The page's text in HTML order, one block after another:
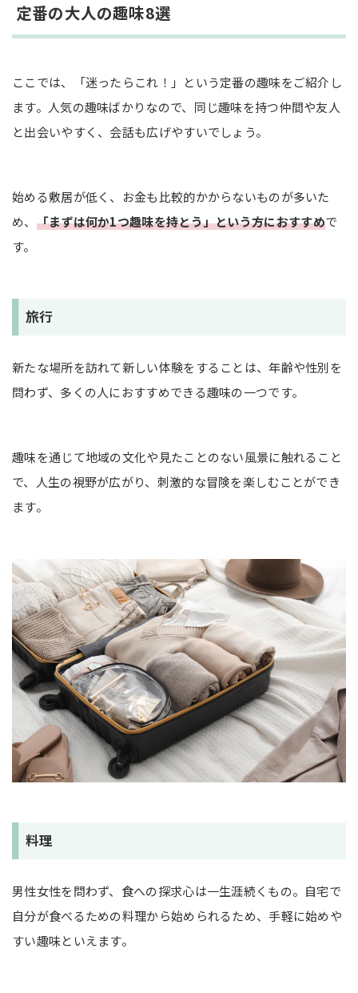
定番の大人の趣味8選
ここでは、「迷ったらこれ！」という定番の趣味をご紹介し
ます。人気の趣味ばかりなので、同じ趣味を持つ仲間や友人
と出会いやすく、会話も広げやすいでしょう。
始める敷居が低く、お金も比較的かからないものが多いた
め、 「まずは何か1つ趣味を持とう」という方におすすめで
す。
旅行
新たな場所を訪れて新しい体験をすることは、年齢や性別を
問わず、多くの人におすすめできる趣味の一つです。
趣味を通じて地域の文化や見たことのない風景に触れること
で、人生の視野が広がり、刺激的な冒険を楽しむことができ
ます。
料理
男性女性を問わず、食への探求心は一生涯続くもの。自宅で
自分が食べるための料理から始められるため、手軽に始めや
すい趣味といえます。